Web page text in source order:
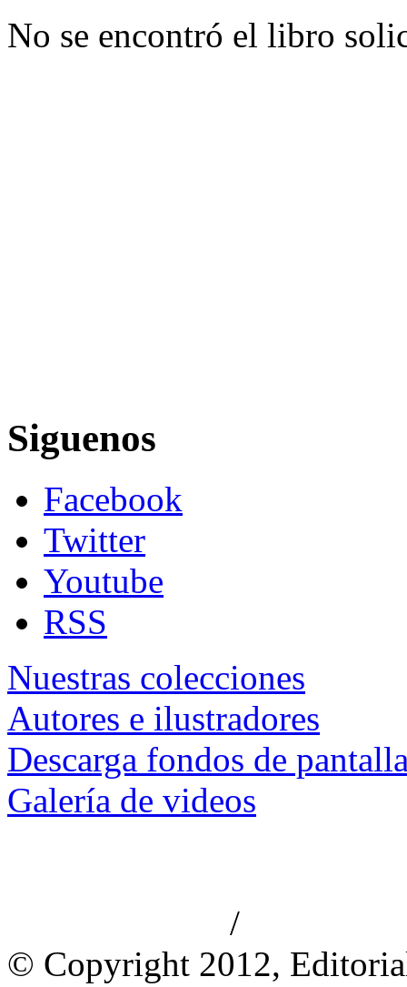
No se encontró el libro
Siguenos
Facebook
Twitter
Youtube
RSS
Nuestras colecciones
Autores e ilustradores
Descarga fondos de
Galería de videos
/
© Copyright 2012,